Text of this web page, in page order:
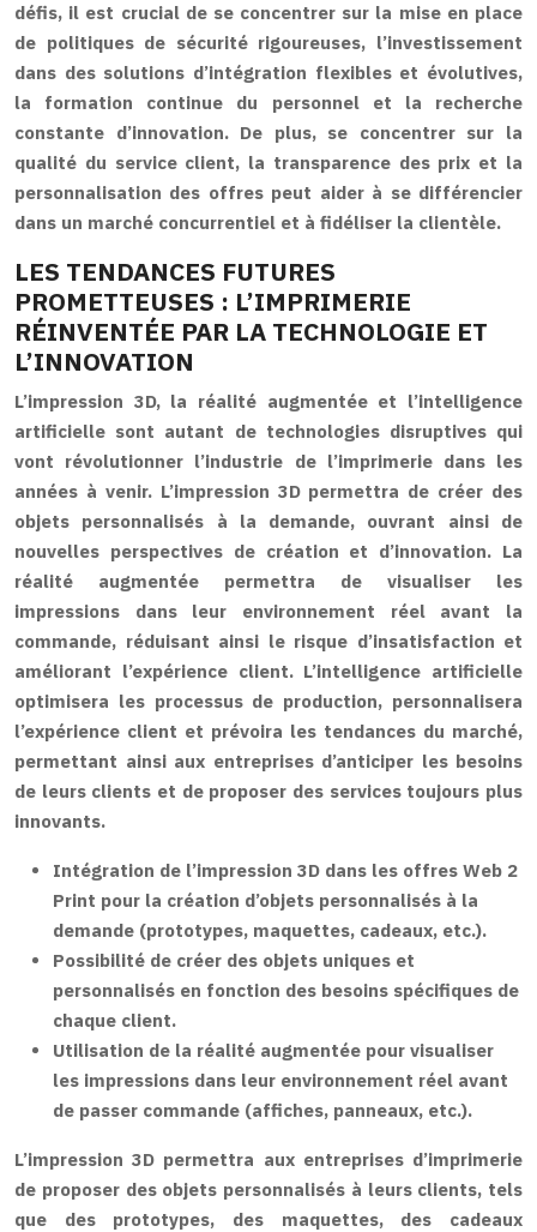
défis, il est crucial de se concentrer sur la mise en place
de politiques de sécurité rigoureuses, l’investissement
dans des solutions d’intégration flexibles et évolutives,
la formation continue du personnel et la recherche
constante d’innovation. De plus, se concentrer sur la
qualité du service client, la transparence des prix et la
personnalisation des offres peut aider à se différencier
dans un marché concurrentiel et à fidéliser la clientèle.
LES TENDANCES FUTURES
PROMETTEUSES : L’IMPRIMERIE
RÉINVENTÉE PAR LA TECHNOLOGIE ET
L’INNOVATION
L’impression 3D, la réalité augmentée et l’intelligence
artificielle sont autant de technologies disruptives qui
vont révolutionner l’industrie de l’imprimerie dans les
années à venir. L’impression 3D permettra de créer des
objets personnalisés à la demande, ouvrant ainsi de
nouvelles perspectives de création et d’innovation. La
réalité augmentée permettra de visualiser les
impressions dans leur environnement réel avant la
commande, réduisant ainsi le risque d’insatisfaction et
améliorant l’expérience client. L’intelligence artificielle
optimisera les processus de production, personnalisera
l’expérience client et prévoira les tendances du marché,
permettant ainsi aux entreprises d’anticiper les besoins
de leurs clients et de proposer des services toujours plus
innovants.
Intégration de l’impression 3D dans les offres Web 2
Print pour la création d’objets personnalisés à la
demande (prototypes, maquettes, cadeaux, etc.).
Possibilité de créer des objets uniques et
personnalisés en fonction des besoins spécifiques de
chaque client.
Utilisation de la réalité augmentée pour visualiser
les impressions dans leur environnement réel avant
de passer commande (affiches, panneaux, etc.).
L’impression 3D permettra aux entreprises d’imprimerie
de proposer des objets personnalisés à leurs clients, tels
que des prototypes, des maquettes, des cadeaux